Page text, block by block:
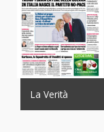
La Verità